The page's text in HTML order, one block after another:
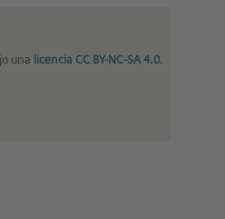
una licencia CC BY-NC-SA 4.0.